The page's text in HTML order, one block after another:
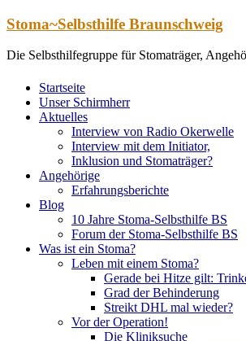
Zum
springen
Stoma~Selbsthilfe Braunschweig
Die Selbsthilfegruppe für Stomaträger,
Startseite
Unser Schirmherr
Aktuelles
Interview von Radio Okerwelle
Interview mit dem Initiator,
Inklusion und Stomaträger?
Angehörige
Erfahrungsberichte
Blog
10 Jahre Stoma-Selbsthilfe BS
Forum der Stoma-Selbsthilfe BS
Was ist ein Stoma?
Leben mit einem Stoma?
Gerade bei Hitze gilt:
Grad der Behinderung
Streikt DHL mal wieder?
Vor der Operation!
Die Kliniksuche